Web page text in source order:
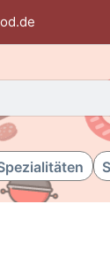
Während Sie